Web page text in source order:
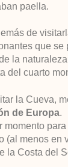
paella.
de
que se
la
del cuarto
la Cueva,
de Europa.
momento
(al menos en
la Costa del